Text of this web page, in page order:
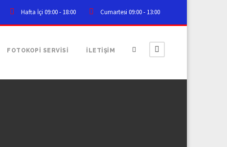
Hafta İçi 09:00 - 18:00 Cumartesi 09:00 - 13:00
FOTOKOPİ SERVİSİ İLETİŞİM